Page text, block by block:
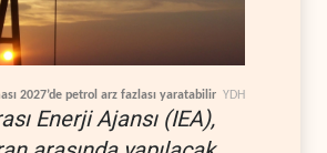
2027’de petrol arz fazlası yaratabilir YDH
Enerji Ajansı (IEA),